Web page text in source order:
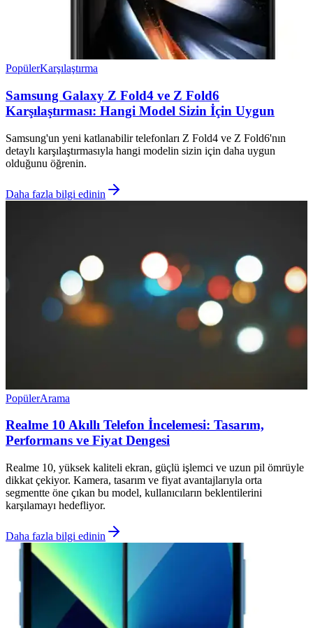
PopülerKarşılaştırma
Samsung Galaxy Z Fold4 ve Z Fold6
Karşılaştırması: Hangi Model Sizin İçin Uygun
Samsung'un yeni katlanabilir telefonları Z Fold4 ve Z Fold6'nın
detaylı karşılaştırmasıyla hangi modelin sizin için daha uygun
olduğunu öğrenin.
Daha fazla bilgi edinin
PopülerArama
Realme 10 Akıllı Telefon İncelemesi: Tasarım,
Performans ve Fiyat Dengesi
Realme 10, yüksek kaliteli ekran, güçlü işlemci ve uzun pil ömrüyle
dikkat çekiyor. Kamera, tasarım ve fiyat avantajlarıyla orta
segmentte öne çıkan bu model, kullanıcıların beklentilerini
karşılamayı hedefliyor.
Daha fazla bilgi edinin